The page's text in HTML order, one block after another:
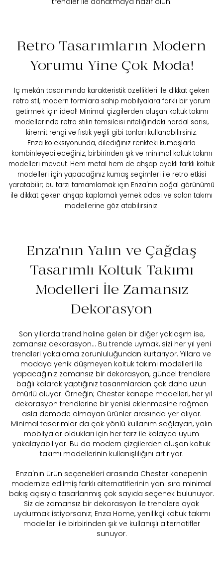
Retro Tasarımların Modern
Yorumu Yine Çok Moda!
İç mekân tasarımında karakteristik özellikleri ile dikkat çeken
retro stil, modern formlara sahip mobilyalara farklı bir yorum
getirmek için ideal! Minimal çizgilerden oluşan koltuk takımı
modellerinde retro stilin temsilcisi niteliğindeki hardal sarısı,
kiremit rengi ve fıstık yeşili gibi tonları kullanabilirsiniz.
Enza koleksiyonunda, dilediğiniz renkteki kumaşlarla
kombinleyebileceğiniz, birbirinden şık ve minimal koltuk takımı
modelleri mevcut. Hem metal hem de ahşap ayaklı farklı koltuk
modelleri için yapacağınız kumaş seçimleri ile retro etkisi
yaratabilir; bu tarzı tamamlamak için Enza'nın doğal görünümü
ile dikkat çeken ahşap kaplamalı yemek odası ve salon takımı
modellerine göz atabilirsiniz.
Enza'nın Yalın ve Çağdaş
Tasarımlı Koltuk Takımı
Modelleri İle Zamansız
Dekorasyon
Son yıllarda trend haline gelen bir diğer yaklaşım ise,
zamansız dekorasyon... Bu trende uymak, sizi her yıl yeni
trendleri yakalama zorunluluğundan kurtarıyor. Yıllara ve
modaya yenik düşmeyen koltuk takımı modelleri ile
yapacağınız zamansız bir dekorasyon, güncel trendlere
bağlı kalarak yaptığınız tasarımlardan çok daha uzun
ömürlü oluyor. Örneğin; Chester kanepe modelleri, her yıl
dekorasyon trendlerine bir yenisi eklenmesine rağmen
asla demode olmayan ürünler arasında yer alıyor.
Minimal tasarımlar da çok yönlü kullanım sağlayan, yalın
mobilyalar oldukları için her tarz ile kolayca uyum
yakalayabiliyor. Bu da modern çizgilerden oluşan koltuk
takımı modellerinin kullanışlılığını artırıyor.
Enza'nın ürün seçenekleri arasında Chester kanepenin
modernize edilmiş farklı alternatiflerinin yanı sıra minimal
bakış açısıyla tasarlanmış çok sayıda seçenek bulunuyor.
Siz de zamansız bir dekorasyon ile trendlere ayak
uydurmak istiyorsanız; Enza Home, yenilikçi koltuk takımı
modelleri ile birbirinden şık ve kullanışlı alternatifler
sunuyor.